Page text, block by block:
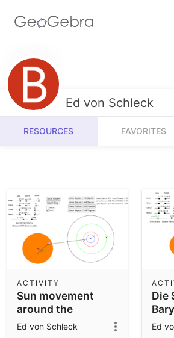
Resources
Number Sense
Algebra
Measurement
Operations
Probability and Statistics
Community Resources
Get started with our Resources
Calculators
Geometry
3D Calculator
Notes
Ed von Schleck
RESOURCES FAVORITES
Sun movement
around the
Barycenter
ACTIVITY
Ed von Schleck
Die
Ed